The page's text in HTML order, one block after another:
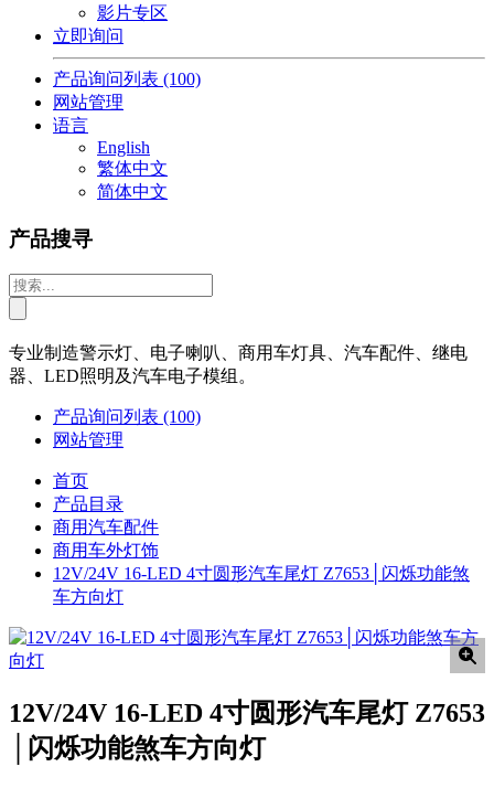
影片专区
立即询问
产品询问列表 (100)
网站管理
语言
English
繁体中文
简体中文
产品搜寻
专业制造警示灯、电子喇叭、商用车灯具、汽车配件、继电
器、LED照明及汽车电子模组。
产品询问列表 (100)
网站管理
首页
产品目录
商用汽车配件
商用车外灯饰
12V/24V 16-LED 4寸圆形汽车尾灯 Z7653│闪烁功能煞
车方向灯
12V/24V 16-LED 4寸圆形汽车尾灯 Z7653
│闪烁功能煞车方向灯